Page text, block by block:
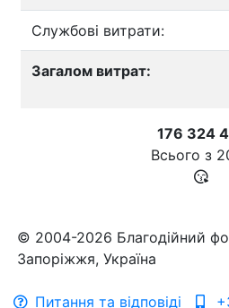
Службові витрати:
Загалом витрат:
176 324
Всього з
© 2004-2026 Благодійний
Запоріжжя, Україна
Питання та відповіді